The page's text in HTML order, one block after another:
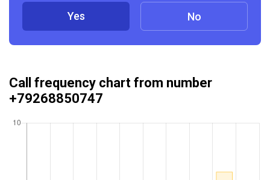
Yes No
Call frequency chart from number
+79268850747